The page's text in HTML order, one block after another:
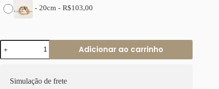
- 20cm - R$103,00
Pulseira
Elo
Diamantado
Banho
Adicionar ao carrinho
Simulação de frete